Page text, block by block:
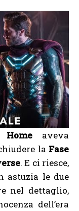
aveva
la Fase
. E ci riesce,
astuzia le due
nel dettaglio,
dell’era